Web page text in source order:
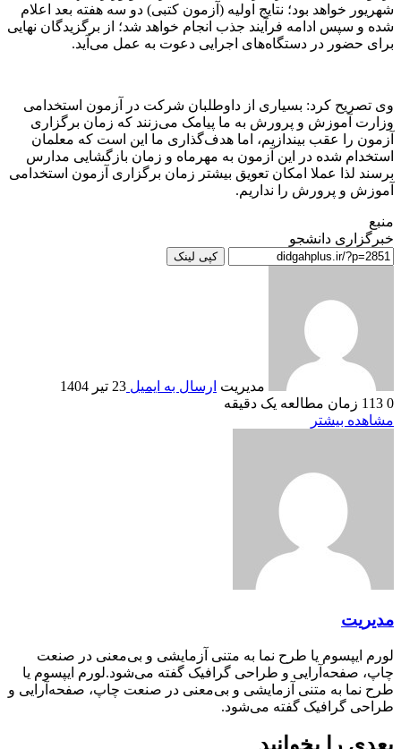
شهریور خواهد بود؛ نتایج اولیه (آزمون کتبی) دو سه هفته بعد اعلام
شده و سپس ادامه فرآیند جذب انجام خواهد شد؛ از برگزیدگان نهایی
برای حضور در دستگاه‌های اجرایی دعوت به عمل می‌آید.
وی تصریح کرد: بسیاری از داوطلبان شرکت در آزمون استخدامی
وزارت آموزش و پرورش به ما پیامک می‌زنند که زمان برگزاری
آزمون را عقب بیندازیم، اما هدف‌گذاری ما این است که معلمان
استخدام شده در این آزمون به مهرماه و زمان بازگشایی مدارس
برسند لذا عملا امکان تعویق بیشتر زمان برگزاری آزمون استخدامی
آموزش و پرورش را نداریم.
منبع
خبرگزاری دانشجو
کپی لینک
مدیریت ارسال به ایمیل 23 تیر 1404
0
زمان مطالعه یک دقیقه
مشاهده بیشتر
مدیریت
لورم ایپسوم یا طرح‌ نما به متنی آزمایشی و بی‌معنی در صنعت
چاپ، صفحه‌آرایی و طراحی گرافیک گفته می‌شود.لورم ایپسوم یا
طرح‌ نما به متنی آزمایشی و بی‌معنی در صنعت چاپ، صفحه‌آرایی و
طراحی گرافیک گفته می‌شود.